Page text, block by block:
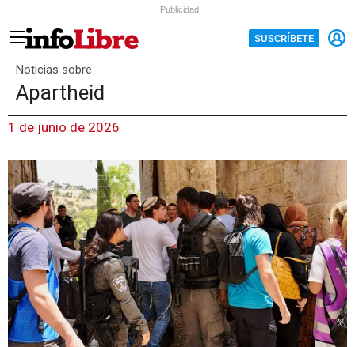
Publicidad
SUSCRÍBETE
Noticias sobre
Apartheid
1 de junio de 2026